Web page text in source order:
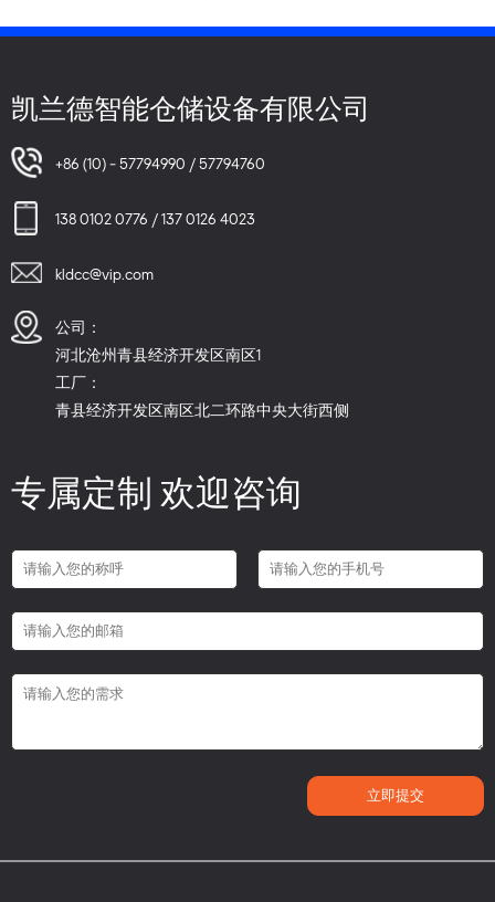
凯兰德智能仓储设备有限公司
+86 (10) - 57794990 / 57794760
138 0102 0776 / 137 0126 4023
kldcc@vip.com
公司：
河北沧州青县经济开发区南区1
工厂：
青县经济开发区南区北二环路中央大街西侧
专属定制 欢迎咨询